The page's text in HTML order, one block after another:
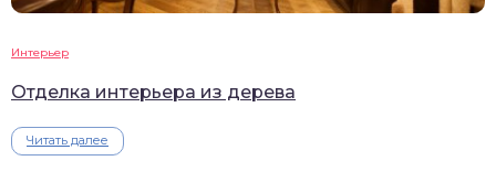
Интерьер
Отделка интерьера из дерева
Читать далее